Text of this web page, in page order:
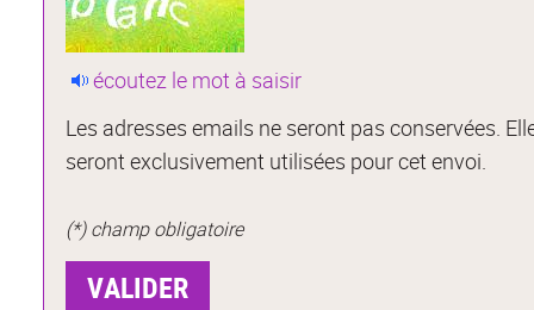
écoutez le mot à saisir
Les adresses emails ne seront pas conservées.
seront exclusivement utilisées pour cet envoi.
(*) champ obligatoire